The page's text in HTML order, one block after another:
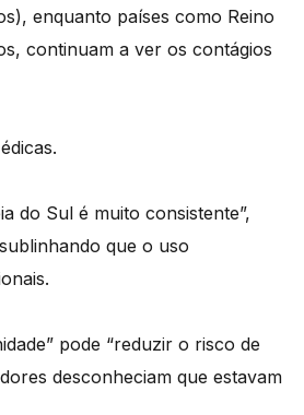
enquanto países como Reino
continuam a ver os contágios
do Sul é muito consistente”,
que o uso
pode “reduzir o risco de
desconheciam que estavam